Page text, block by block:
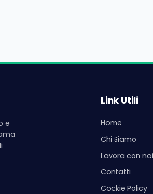
e
Link Utili
Home
Chi Siamo
Lavora con noi
Contatti
Cookie Policy